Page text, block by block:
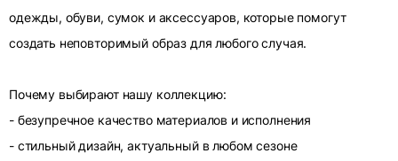
одежды, обуви, сумок и аксессуаров, которые помогут
создать неповторимый образ для любого случая.
Почему выбирают нашу коллекцию:
- безупречное качество материалов и исполнения
- стильный дизайн, актуальный в любом сезоне